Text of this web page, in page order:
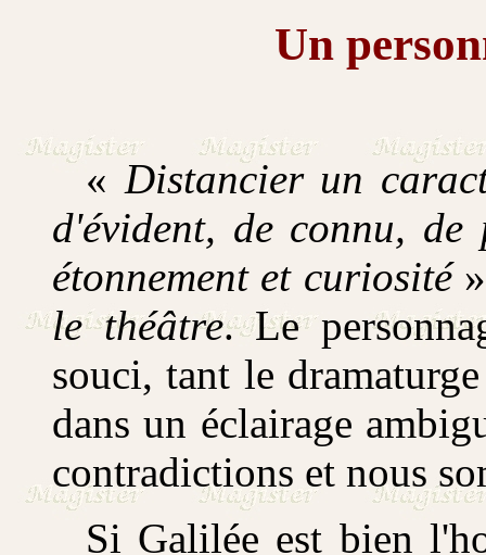
Un
« Distancier un
d'évident, de connu,
étonnement et curiosité
le théâtre.Le
souci, tant le
dans un éclairage
contradictions et nous
Si Galilée est bien